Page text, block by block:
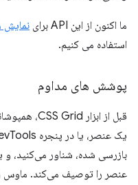
ما اکنون از این API برای
نمایش
استفاده می کنیم.
پوشش های مداوم
بازرسی شده، شناور می‌کنید،
عنصر را توصیف می‌کند. ماوس